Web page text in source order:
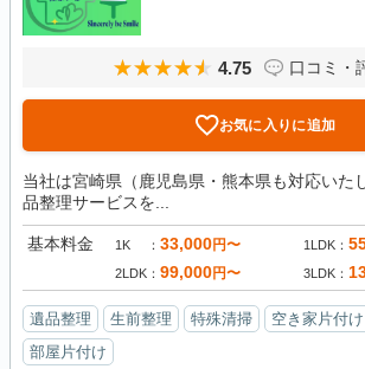
4.75 口コミ・
お気に入りに追加
当社は宮崎県（鹿児島県・熊本県も対応いた
品整理サービスを...
基本料金 1K 33,000円〜 1LDK
2LDK 99,000円〜 3LDK
遺品整理 生前整理 特殊清掃 空き家片付け
部屋片付け